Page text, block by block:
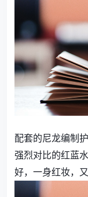
配套的尼龙编制
强烈对比的红蓝
好，一身红妆，